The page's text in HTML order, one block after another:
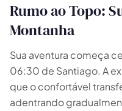
Rumo ao Topo:
Montanha
Sua aventura começa
06:30 de Santiago. A
que o confortável
adentrando